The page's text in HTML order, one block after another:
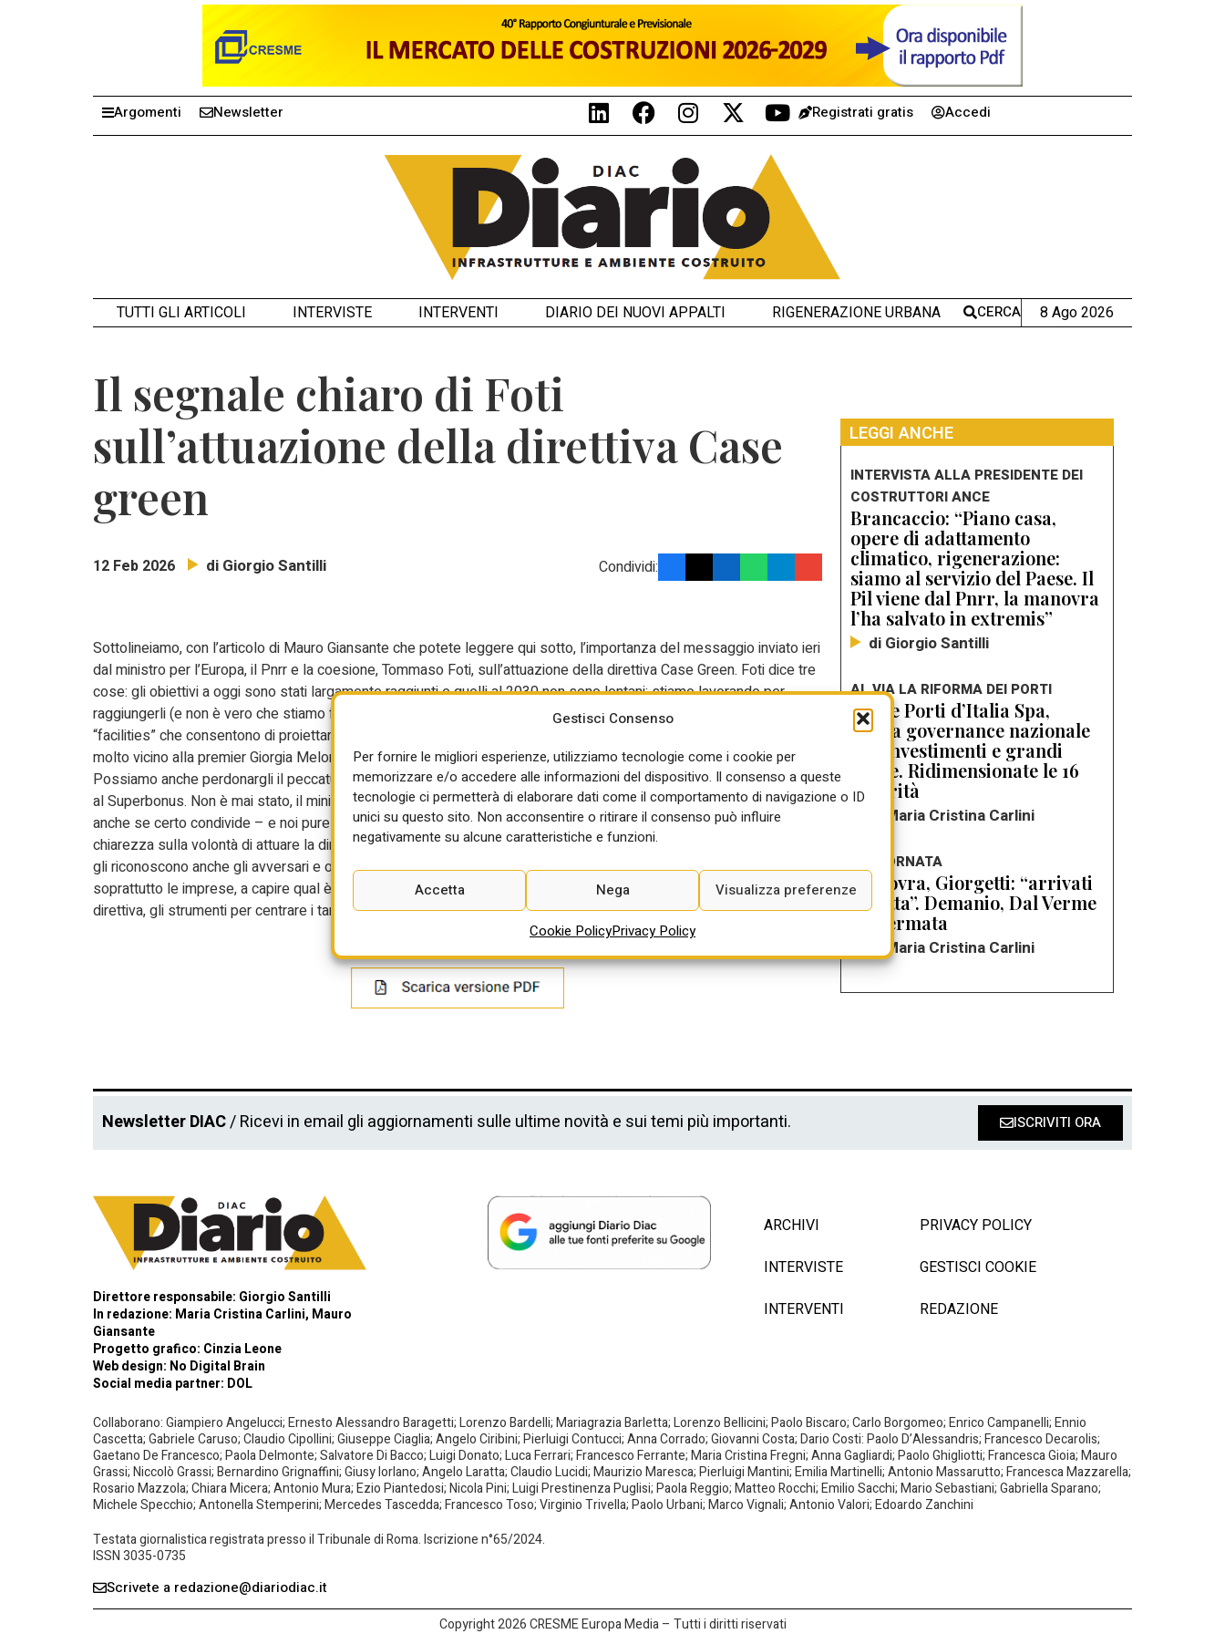
Gestisci Consenso
Per fornire le migliori esperienze, utilizziamo tecnologie come i cookie per
memorizzare e/o accedere alle informazioni del dispositivo. Il consenso a queste
tecnologie ci permetterà di elaborare dati come il comportamento di navigazione o ID
unici su questo sito. Non acconsentire o ritirare il consenso può influire
negativamente su alcune caratteristiche e funzioni.
Accetta Nega Visualizza preferenze
Cookie PolicyPrivacy Policy
Argomenti Newsletter Registrati gratis Accedi
TUTTI GLI ARTICOLI INTERVISTE INTERVENTI DIARIO DEI NUOVI APPALTI RIGENERAZIONE URBANA CERCA 8 Ago 2026
Il segnale chiaro di Foti
sull’attuazione della direttiva Case
green
12 Feb 2026 di Giorgio Santilli Condividi:
Sottolineiamo, con l’articolo di Mauro Giansante che potete leggere qui sotto, l’importanza del messaggio inviato ieri
dal ministro per l’Europa, il Pnrr e la coesione, Tommaso Foti, sull’attuazione della direttiva Case Green. Foti dice tre
cose: gli obiettivi a oggi sono stati largamente raggiunti e quelli al 2030 non sono lontani; stiamo lavorando per
raggiungerli (e non è vero che stiamo fermi); l’Europa ci aiuta con 1,7 miliardi di strumenti finanziari (lui li chiama
“facilities” che consentono di proiettare risorse Pnrr oltre il 2026). È la prima volta che un esponente di governo
molto vicino alla premier Giorgia Meloni afferma come obiettivo politico l’attuazione della direttiva Case Green.
Possiamo anche perdonargli il peccatuccio di aver omesso che quel 16% di target già raggiunto è soprattutto grazie
al Superbonus. Non è mai stato, il ministro Foti, nell’ambito della maggioranza, uno dei critici più sguaiati del 110%
anche se certo condivide – e noi pure – molte critiche allo strumento. Glielo perdoniamo perché aver fatto
chiarezza sulla volontà di attuare la direttiva EPBD – pur senza entusiasmo ma con quell’atteggiamento serio che
gli riconoscono anche gli avversari e oltre i tentennamenti consueti del ministro Pichetto Fratin – aiuta tutti,
soprattutto le imprese, a capire qual è la traiettoria scelta dal governo. Ora aspettiamo il recepimento formali della
direttiva, gli strumenti per centrare i target e i decreti attuativi.
LEGGI ANCHE
INTERVISTA ALLA PRESIDENTE DEI
COSTRUTTORI ANCE
Brancaccio: “Piano casa,
opere di adattamento
climatico, rigenerazione:
siamo al servizio del Paese. Il
Pil viene dal Pnrr, la manovra
l’ha salvato in extremis”
di Giorgio Santilli
AL VIA LA RIFORMA DEI PORTI
Nasce Porti d’Italia Spa,
nuova governance nazionale
per investimenti e grandi
opere. Ridimensionate le 16
Autorità
di Maria Cristina Carlini
LA GIORNATA
Manovra, Giorgetti: “arrivati
in vetta”. Demanio, Dal Verme
confermata
di Maria Cristina Carlini
Newsletter DIAC/ Ricevi in email gli aggiornamenti sulle ultime novità e sui temi più importanti. ISCRIVITI ORA
Direttore responsabile: Giorgio Santilli
In redazione: Maria Cristina Carlini, Mauro
Giansante
Progetto grafico: Cinzia Leone
Web design: No Digital Brain
Social media partner: DOL
ARCHIVI
INTERVISTE
INTERVENTI
PRIVACY POLICY
GESTISCI COOKIE
REDAZIONE
Collaborano: Giampiero Angelucci; Ernesto Alessandro Baragetti; Lorenzo Bardelli; Mariagrazia Barletta; Lorenzo Bellicini; Paolo Biscaro; Carlo Borgomeo; Enrico Campanelli; Ennio
Cascetta; Gabriele Caruso; Claudio Cipollini; Giuseppe Ciaglia; Angelo Ciribini; Pierluigi Contucci; Anna Corrado; Giovanni Costa; Dario Costi: Paolo D’Alessandris; Francesco Decarolis;
Gaetano De Francesco; Paola Delmonte; Salvatore Di Bacco; Luigi Donato; Luca Ferrari; Francesco Ferrante; Maria Cristina Fregni; Anna Gagliardi; Paolo Ghigliotti; Francesca Gioia; Mauro
Grassi; Niccolò Grassi; Bernardino Grignaffini; Giusy Iorlano; Angelo Laratta; Claudio Lucidi; Maurizio Maresca; Pierluigi Mantini; Emilia Martinelli; Antonio Massarutto; Francesca Mazzarella;
Rosario Mazzola; Chiara Micera; Antonio Mura; Ezio Piantedosi; Nicola Pini; Luigi Prestinenza Puglisi; Paola Reggio; Matteo Rocchi; Emilio Sacchi; Mario Sebastiani; Gabriella Sparano;
Michele Specchio; Antonella Stemperini; Mercedes Tascedda; Francesco Toso; Virginio Trivella; Paolo Urbani; Marco Vignali; Antonio Valori; Edoardo Zanchini
Testata giornalistica registrata presso il Tribunale di Roma. Iscrizione n°65/2024.
ISSN 3035-0735
Scrivete a redazione@diariodiac.it
Copyright 2026 CRESME Europa Media – Tutti i diritti riservati